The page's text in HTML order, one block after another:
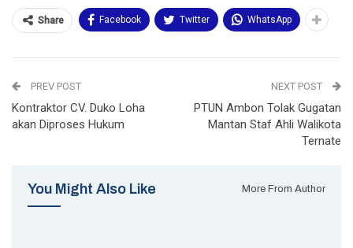
Share Facebook Twitter WhatsApp
PREV POST
Kontraktor CV. Duko Loha
akan Diproses Hukum
NEXT POST
PTUN Ambon Tolak Gugatan
Mantan Staf Ahli Walikota
Ternate
You Might Also Like More From Author